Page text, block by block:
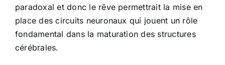
paradoxal et donc le rêve permettrait la mise en
place des circuits neuronaux qui jouent un rôle
fondamental dans la maturation des structures
cérébrales.